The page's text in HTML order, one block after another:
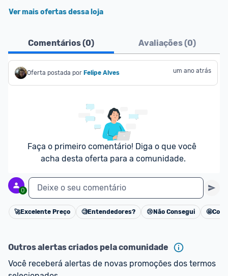
Ver mais ofertas dessa loja
Comentários (0) Avaliações (0)
Oferta postada por Felipe Alves um ano atrás
Faça o primeiro comentário! Diga o que você
acha desta oferta para a comunidade.
0 Deixe o seu comentário
Cancelar
🚀Excelente Preço 🧐Entendedores? 😢 Não Consegui 🤩
Outros alertas criados pela comunidade
Você receberá alertas de novas promoções dos termos